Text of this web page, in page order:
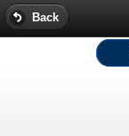
Back